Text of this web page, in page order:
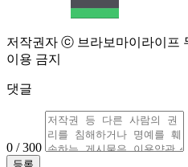
저작권자 ⓒ 브라보마이라이프
이용 금지
댓글
0 / 300